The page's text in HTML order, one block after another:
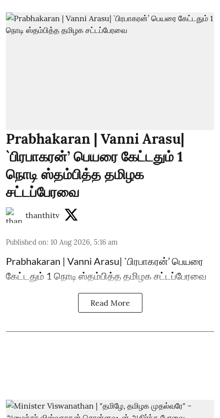
Prabhakaran | Vanni Arasu|
`பிரபாகரன்’ பெயரை கேட்டதும் 1
நொடி ஸ்தம்பித்த தமிழக
சட்டப்பேரவை
thanthitv
Published on: 10 Aug 2026, 5:16 am
Prabhakaran | Vanni Arasu| `பிரபாகரன்’ பெயரை
கேட்டதும் 1 நொடி ஸ்தம்பித்த தமிழக சட்டப்பேரவை
Read More